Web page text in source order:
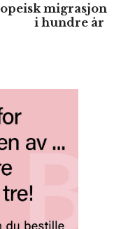
migrasjon
i hundre år